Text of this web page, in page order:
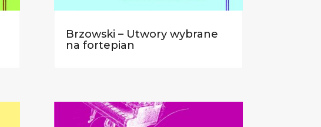
Brzowski – Utwory wybrane
na fortepian